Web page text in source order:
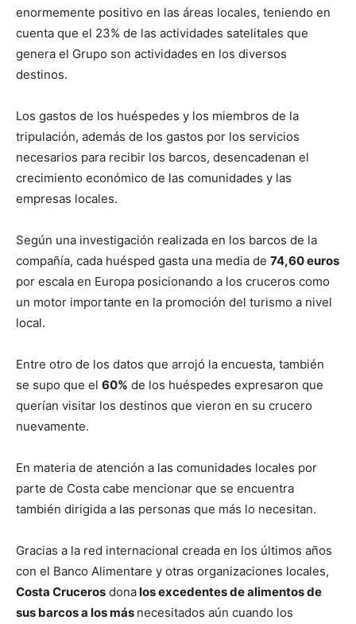
enormemente positivo en las áreas locales, teniendo en
cuenta que el 23% de las actividades satelitales que
genera el Grupo son actividades en los diversos
destinos.
Los gastos de los huéspedes y los miembros de la
tripulación, además de los gastos por los servicios
necesarios para recibir los barcos, desencadenan el
crecimiento económico de las comunidades y las
empresas locales.
Según una investigación realizada en los barcos de la
compañía, cada huésped gasta una media de 74,60 euros
por escala en Europa posicionando a los cruceros como
un motor importante en la promoción del turismo a nivel
local.
Entre otro de los datos que arrojó la encuesta, también
se supo que el 60% de los huéspedes expresaron que
querían visitar los destinos que vieron en su crucero
nuevamente.
En materia de atención a las comunidades locales por
parte de Costa cabe mencionar que se encuentra
también dirigida a las personas que más lo necesitan.
Gracias a la red internacional creada en los últimos años
con el Banco Alimentare y otras organizaciones locales,
Costa Cruceros donalos excedentes de alimentos de
sus barcos a los más necesitados aún cuando los